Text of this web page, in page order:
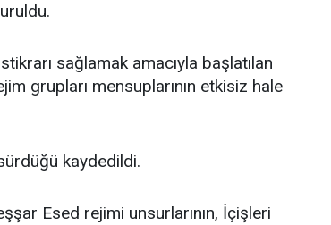
sağlamak amacıyla başlatılan
grupları mensuplarının etkisiz hale
kaydedildi.
Esed rejimi unsurlarının, İçişleri